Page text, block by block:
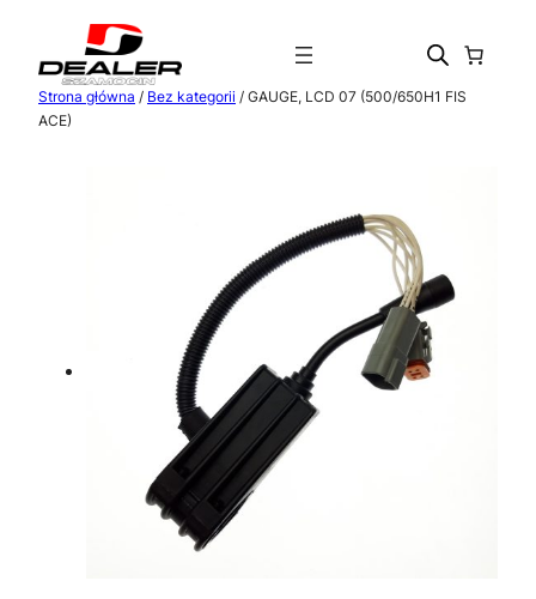
Strona główna / Bez kategorii / GAUGE, LCD 07 (500/650H1 FIS
ACE)